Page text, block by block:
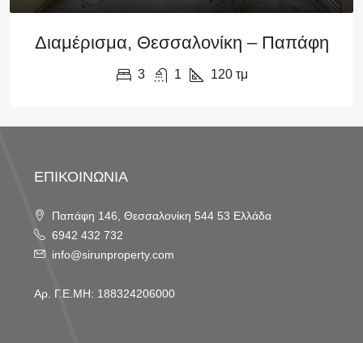
Διαμέρισμα, Θεσσαλονίκη – Παπάφη
3 1 120 τμ
ΕΠΙΚΟΙΝΩΝΙΑ
Παπάφη 146, Θεσσαλονίκη 544 53 Ελλάδα
6942 432 732
info@sirunproperty.com
Αρ. Γ.Ε.ΜΗ: 188324206000